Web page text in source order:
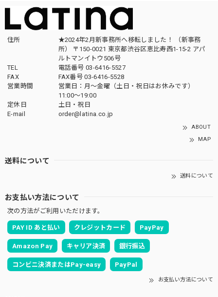
住所
★2024年2月新事務所へ移転しました！ （新事務
所） 〒150-0021 東京都渋谷区恵比寿西1-15-2 アパ
ルトマンイトウ506号
TEL
電話番号 03-6416-5527
FAX
FAX番号 03-6416-5528
営業時間
営業日：月〜金曜（土日・祝日はお休みです）
11:00〜19:00
定休日
土日・祝日
E-mail
order@latina.co.jp
ABOUT
MAP
送料について
送料について
お支払い方法について
次の方法がご利用いただけます。
PAY ID あと払い クレジットカード PayPay
Amazon Pay キャリア決済 銀行振込
コンビニ決済またはPay-easy PayPal
お支払い方法について